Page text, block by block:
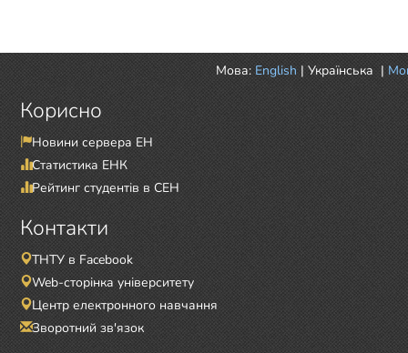
Мова: English | Українська |
Корисно
Новини сервера ЕН
Статистика ЕНК
Рейтинг студентів в СЕН
Контакти
ТНТУ в Facebook
Web-сторінка університету
Центр електронного навчання
Зворотний зв'язок